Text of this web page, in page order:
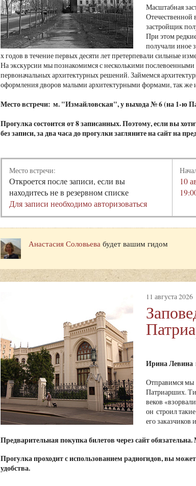
Масштабная
Отечественной
застройщик
При этом
получали иное
х годов в течение первых десяти лет претерпевали сильные
На экскурсии мы познакомимся с несколькими
первоначальных архитектурных решений. Займемся
оформления дворов малыми архитектурными формами, так
Место встречи: м. "Измайловская", у выхода № 6 (на 1-ю
Прогулка состоится от 8 записанных. Поэтому, если вы
без записи, за два часа до прогулки загляните на сайт на
Место встречи:
Откроется после записи, если вы
находитесь не в резервном списке
Для записи необходимо авторизоваться
10
Анастасия Соловьева будет вашим гидом
11 августа 2026
Ирина Левина
Отправимся мы
Патриарших.
веков
он строил
его заказчиков
Предварительная покупка билетов через сайт
Прогулка проходит с использованием радиогидов, вы
удобства.